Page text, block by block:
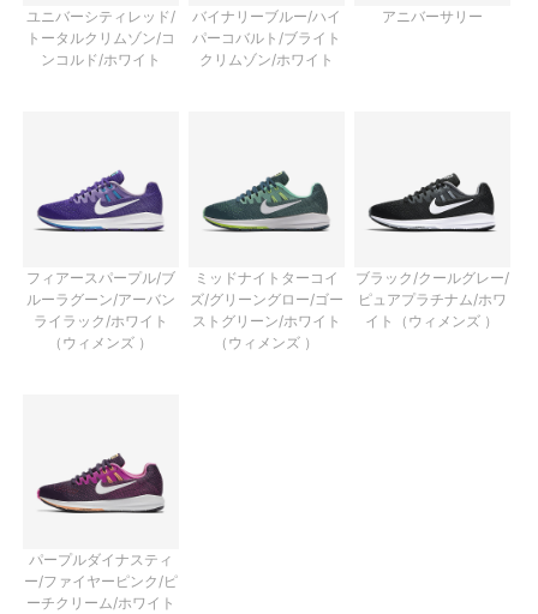
ユニバーシティレッド/
トータルクリムゾン/コ
ンコルド/ホワイト
バイナリーブルー/ハイ
パーコバルト/ブライト
クリムゾン/ホワイト
アニバーサリー
フィアースパープル/ブ
ルーラグーン/アーバン
ライラック/ホワイト
（ウィメンズ ）
ミッドナイトターコイ
ズ/グリーングロー/ゴー
ストグリーン/ホワイト
（ウィメンズ ）
ブラック/クールグレー/
ピュアプラチナム/ホワ
イト（ウィメンズ ）
パープルダイナスティ
ー/ファイヤーピンク/ピ
ーチクリーム/ホワイト